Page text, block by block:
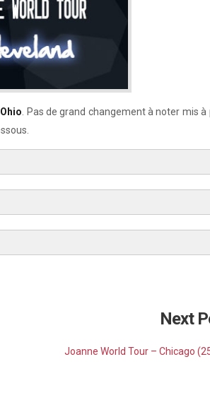
. Pas de grand changement à noter mis à
Next
Joanne World Tour – Chicago